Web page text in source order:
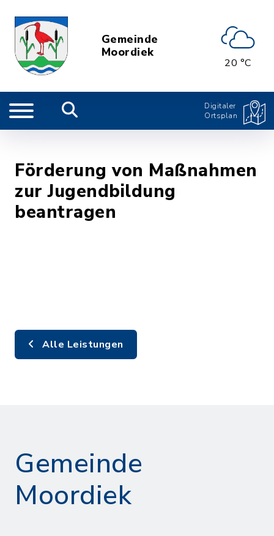
Gemeinde
Moordiek
20 °C
Digitaler
Ortsplan
Förderung von Maßnahmen
zur Jugendbildung
beantragen
Alle Leistungen
Gemeinde
Moordiek